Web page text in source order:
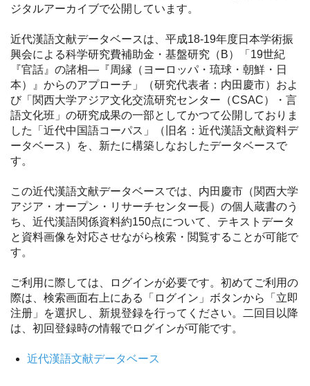
ジタルアーカイブで公開しています。
近代漢語文献データベースは、平成18-19年度日本学術振
興会による科学研究費補助金・基盤研究（B）「19世紀
『官話』の諸相—『周縁（ヨーロッパ・琉球・朝鮮・日
本）』からのアプローチ」（研究代表者：内田慶市）およ
び「関西大学アジア文化交流研究センター（CSAC）・言
語文化班」の研究成果の一部としてかつて公開しておりま
した「近代中国語コーパス」（旧名：近代漢語文献資料デ
ータベース）を、新たに構築しなおしたデータベースで
す。
この近代漢語文献データベースでは、内田慶市（関西大学
アジア・オープン・リサーチセンター長）の個人蔵書のう
ち、近代漢語関係資料約150点について、テキストデータ
と資料画像を対応させながら検索・閲覧することが可能で
す。
ご利用に際しては、ログインが必要です。初めてご利用の
際は、検索画面右上にある「ログイン」ボタンから「立即
注册」を選択し、新規登録を行ってください。二回目以降
は、初回登録時の情報でログインが可能です。
近代漢語文献データベース